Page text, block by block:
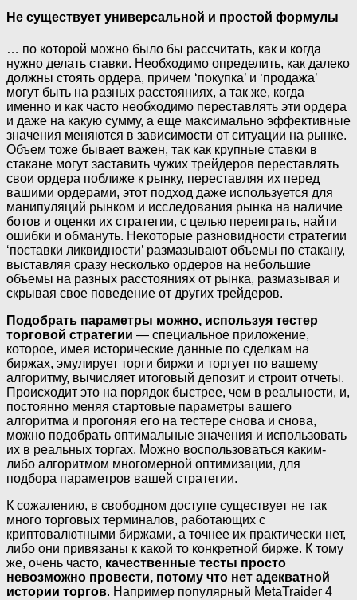
Не существует универсальной и простой формулы
… по которой можно было бы рассчитать, как и когда
нужно делать ставки. Необходимо определить, как далеко
должны стоять ордера, причем ‘покупка’ и ‘продажа’
могут быть на разных расстояниях, а так же, когда
именно и как часто необходимо переставлять эти ордера
и даже на какую сумму, а еще максимально эффективные
значения меняются в зависимости от ситуации на рынке.
Объем тоже бывает важен, так как крупные ставки в
стакане могут заставить чужих трейдеров переставлять
свои ордера поближе к рынку, переставляя их перед
вашими ордерами, этот подход даже используется для
манипуляций рынком и исследования рынка на наличие
ботов и оценки их стратегии, с целью переиграть, найти
ошибки и обмануть. Некоторые разновидности стратегии
‘поставки ликвидности’ размазывают объемы по стакану,
выставляя сразу несколько ордеров на небольшие
объемы на разных расстояниях от рынка, размазывая и
скрывая свое поведение от других трейдеров.
Подобрать параметры можно, используя тестер
торговой стратегии — специальное приложение,
которое, имея исторические данные по сделкам на
биржах, эмулирует торги биржи и торгует по вашему
алгоритму, вычисляет итоговый депозит и строит отчеты.
Происходит это на порядок быстрее, чем в реальности, и,
постоянно меняя стартовые параметры вашего
алгоритма и прогоняя его на тестере снова и снова,
можно подобрать оптимальные значения и использовать
их в реальных торгах. Можно воспользоваться каким-
либо алгоритмом многомерной оптимизации, для
подбора параметров вашей стратегии.
К сожалению, в свободном доступе существует не так
много торговых терминалов, работающих с
криптовалютными биржами, а точнее их практически нет,
либо они привязаны к какой то конкретной бирже. К тому
же, очень часто, качественные тесты просто
невозможно провести, потому что нет адекватной
истории торгов. Например популярный MetaTraider 4